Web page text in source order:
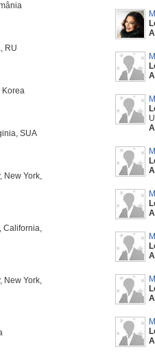
RU
Korea
SUA
New York,
California,
New York,